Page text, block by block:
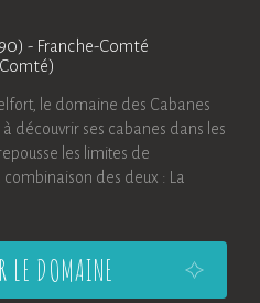
- Franche-Comté
le domaine des Cabanes
découvrir ses cabanes dans les
les limites de
des deux : La
LE DOMAINE